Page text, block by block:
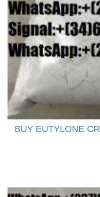
BUY EUTYLONE